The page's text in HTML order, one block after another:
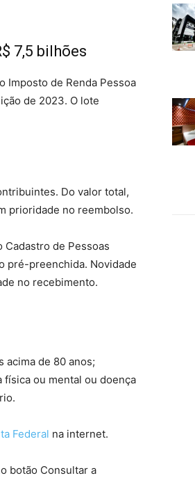
7,5 bilhões
Imposto de Renda Pessoa
de 2023. O lote
Do valor total,
prioridade no reembolso.
de Pessoas
pré-preenchida. Novidade
no recebimento.
acima de 80 anos;
ou mental ou doença
Federal na internet.
botão Consultar a